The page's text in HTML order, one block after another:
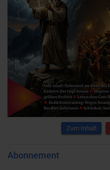
Zum Inhalt
Abonnement